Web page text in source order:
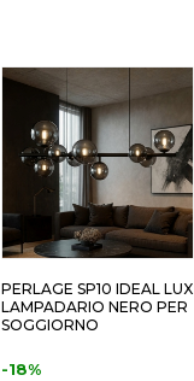
PERLAGE SP10 IDEAL LUX
LAMPADARIO NERO PER
SOGGIORNO
-18%